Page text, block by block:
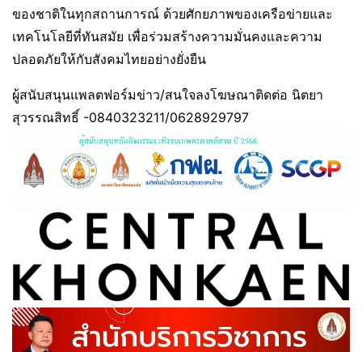
ของชาติในทุกสถานการณ์ ด้วยศักยภาพของเครือข่ายและ
เทคโนโลยีที่ทันสมัย เพื่อร่วมสร้างความมั่นคงและความ
ปลอดภัยให้กับสังคมไทยอย่างยั่งยืน
ผู้สนับสนุนแพลตฟอร์มข่าว/สนใจลงโฆษณาติดต่อ นิตยา
สุวรรณสิทธิ์ -0840323211/0628929797